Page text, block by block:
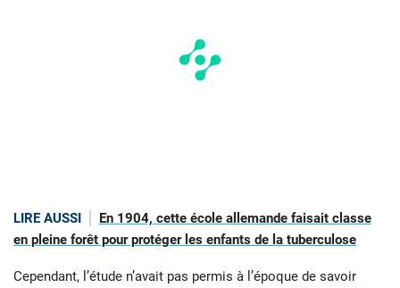
LIRE AUSSI
En 1904, cette école allemande faisait classe
en pleine forêt pour protéger les enfants de la tuberculose
Cependant, l’étude n’avait pas permis à l’époque de savoir